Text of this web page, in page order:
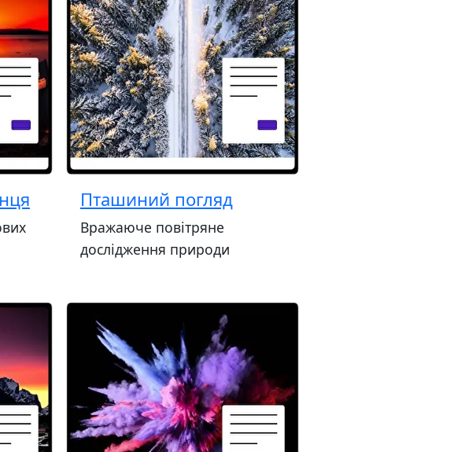
Пташиний погляд
Вражаюче повітряне
дослідження природи